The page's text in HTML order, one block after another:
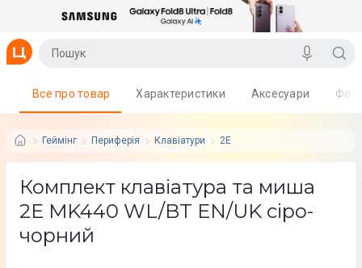
Геймінг Периферія Клавіатури 2E
Все про товар Характеристики Аксесуари
Комплект клавіатура та миша
2E MK440 WL/BT EN/UK сіро-
чорний